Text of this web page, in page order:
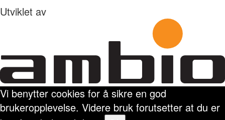
Utviklet av
Vi benytter cookies for å sikre en god
brukeropplevelse. Videre bruk forutsetter at du er